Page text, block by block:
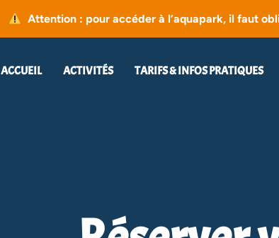
Attention : pour accéder à l’aquapark, il faut
ACCUEIL ACTIVITÉS TARIFS & INFOS PRATIQUES